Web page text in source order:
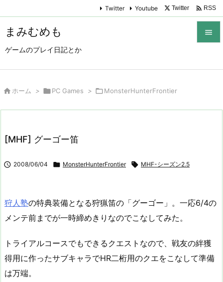
まみむめも
ゲームのプレイ日記とか

Twitter Youtube Twitter  RSS
 ホーム > PC Games > MonsterHunterFrontier
[MHF] グーゴー笛
 2008/06/04  MonsterHunterFrontier  MHF-シーズン2.5
狩人塾の特典装備となる狩猟笛の「グーゴー」。一応6/4の
メンテ前までが一時締めきりなのでこなしてみた。
トライアルコースでもできるクエストなので、戦友の絆獲
得用に作ったサブキャラでHR二桁用のクエをこなして準備
は万端。